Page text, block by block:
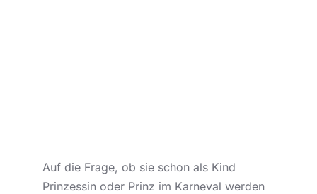
Auf die Frage, ob sie schon als Kind
Prinzessin oder Prinz im Karneval werden